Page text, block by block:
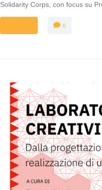
Solidarity Corps, con focus su
0